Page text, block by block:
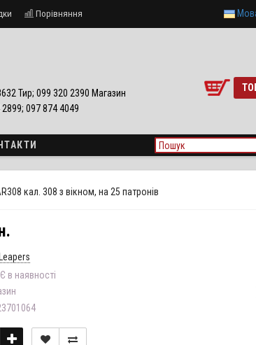
Порівняння
Тир; 099 320 2390 Магазин
2899; 097 874 4049
кал. 308 з вікном, на 25 патронів
Leapers
Є в наявності